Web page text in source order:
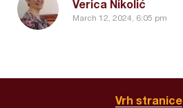
Verica Nikolić
March 12, 2024, 6:05 pm
Vrh stranice